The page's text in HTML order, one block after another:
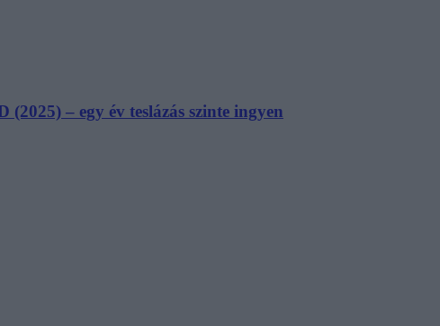
– egy év teslázás szinte ingyen